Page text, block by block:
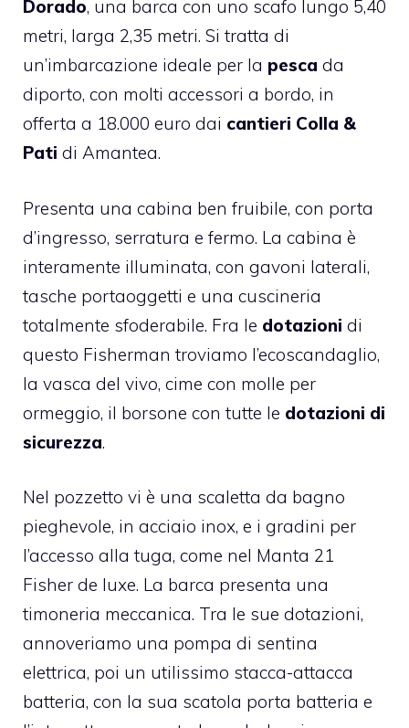
Dorado, una barca con uno scafo lungo 5,40
metri, larga 2,35 metri. Si tratta di
un’imbarcazione ideale per la pesca da
diporto, con molti accessori a bordo, in
offerta a 18.000 euro dai cantieri Colla &
Pati di Amantea.
Presenta una cabina ben fruibile, con porta
d’ingresso, serratura e fermo. La cabina è
interamente illuminata, con gavoni laterali,
tasche portaoggetti e una cuscineria
totalmente sfoderabile. Fra le dotazioni di
questo Fisherman troviamo l’ecoscandaglio,
la vasca del vivo, cime con molle per
ormeggio, il borsone con tutte le dotazioni di
sicurezza.
Nel pozzetto vi è una scaletta da bagno
pieghevole, in acciaio inox, e i gradini per
l’accesso alla tuga, come nel Manta 21
Fisher de luxe. La barca presenta una
timoneria meccanica. Tra le sue dotazioni,
annoveriamo una pompa di sentina
elettrica, poi un utilissimo stacca-attacca
batteria, con la sua scatola porta batteria e